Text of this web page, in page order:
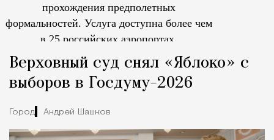
прохождения предполетных
формальностей. Услуга доступна более чем
в 25 российских аэропортах.
Верховный суд снял «Яблоко» с
выборов в Госдуму-2026
Город Андрей Шашков